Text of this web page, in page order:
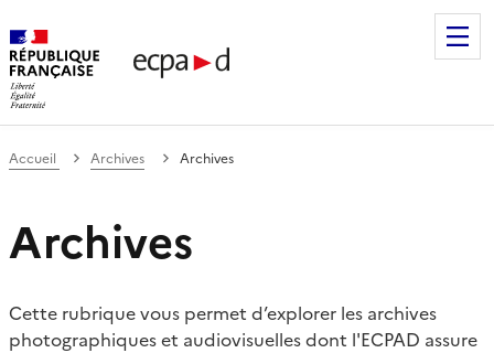
de communication et de production
Accueil Archives Archives
Archives
Cette rubrique vous permet d’explorer les archives
photographiques et audiovisuelles dont l'ECPAD assure